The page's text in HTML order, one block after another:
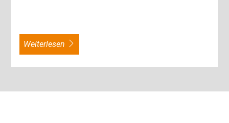
weiterlesen